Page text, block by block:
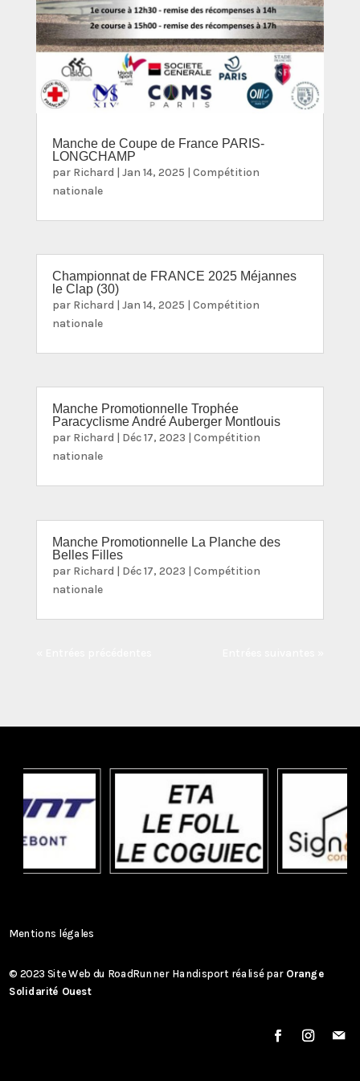
Manche de Coupe de France PARIS-
LONGCHAMP
par Richard | Jan 14, 2025 | Compétition
nationale
Championnat de FRANCE 2025 Méjannes
le Clap (30)
par Richard | Jan 14, 2025 | Compétition
nationale
Manche Promotionnelle Trophée
Paracyclisme André Auberger Montlouis
par Richard | Déc 17, 2023 | Compétition
nationale
Manche Promotionnelle La Planche des
Belles Filles
par Richard | Déc 17, 2023 | Compétition
nationale
Mentions légales
© 2023 Site Web du RoadRunner Handisport réalisé par Orange
Solidarité Ouest